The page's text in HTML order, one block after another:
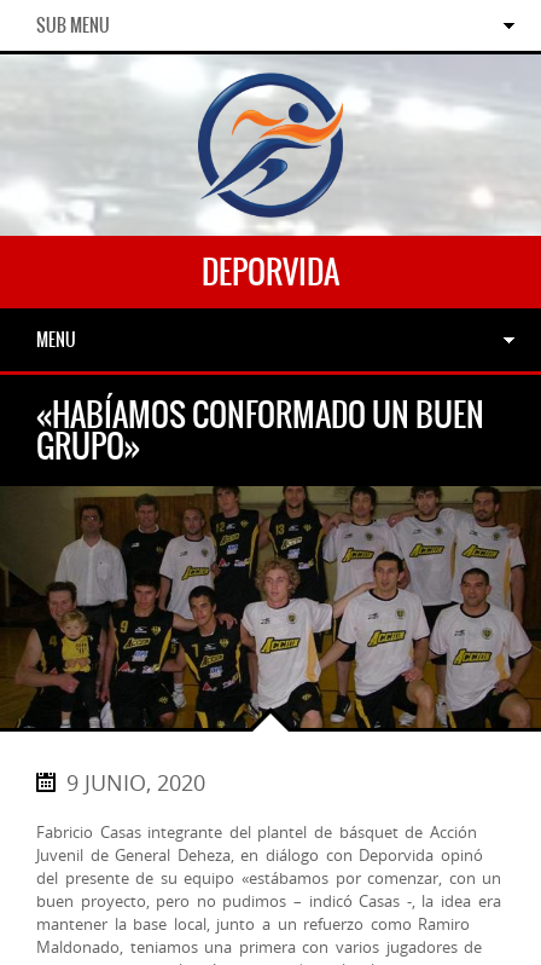
SUB MENU
DEPORVIDA
MENU
«HABÍAMOS CONFORMADO UN BUEN
GRUPO»
9 JUNIO, 2020
Fabricio Casas integrante del plantel de básquet de Acción
Juvenil de General Deheza, en diálogo con Deporvida opinó
del presente de su equipo «estábamos por comenzar, con un
buen proyecto, pero no pudimos – indicó Casas -, la idea era
mantener la base local, junto a un refuerzo como Ramiro
Maldonado, teniamos una primera con varios jugadores de